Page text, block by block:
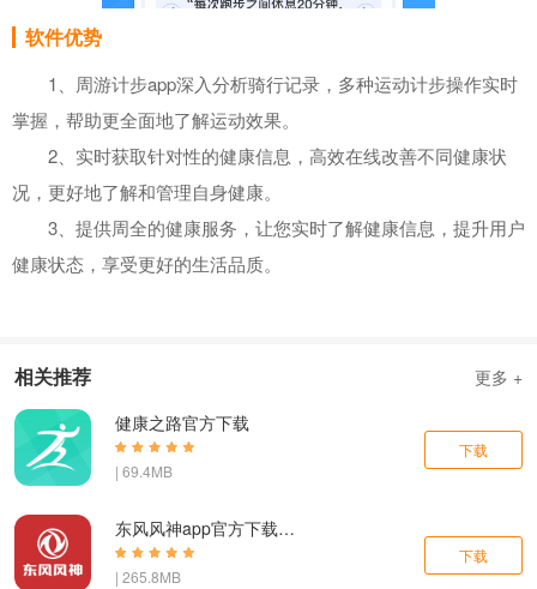
软件优势
1、周游计步app深入分析骑行记录，多种运动计步操作实时
掌握，帮助更全面地了解运动效果。
2、实时获取针对性的健康信息，高效在线改善不同健康状
况，更好地了解和管理自身健康。
3、提供周全的健康服务，让您实时了解健康信息，提升用户
健康状态，享受更好的生活品质。
相关推荐
更多 +
健康之路官方下载
| 69.4MB
下载
东风风神app官方下载最新版
| 265.8MB
下载